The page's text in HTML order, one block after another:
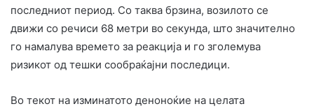
последниот период. Со таква брзина, возилото се
движи со речиси 68 метри во секунда, што значително
го намалува времето за реакција и го зголемува
ризикот од тешки сообраќајни последици.
Во текот на изминатото деноноќие на целата